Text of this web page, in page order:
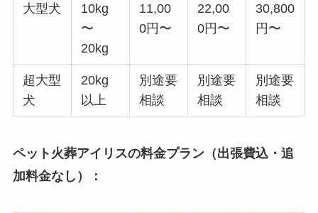
大型犬
10kg
〜
20kg
11,00
0円〜
22,00
0円〜
30,800
円〜
超大型
犬
20kg
以上
別途要
相談
別途要
相談
別途要
相談
ペット火葬アイリスの料金プラン（出張費込・追
加料金なし）：